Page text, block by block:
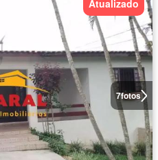
7fotos
Atualizado